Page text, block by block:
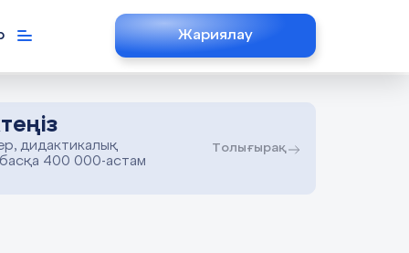
Жариялау
дидактикалық
400 000-астам
Толығырақ